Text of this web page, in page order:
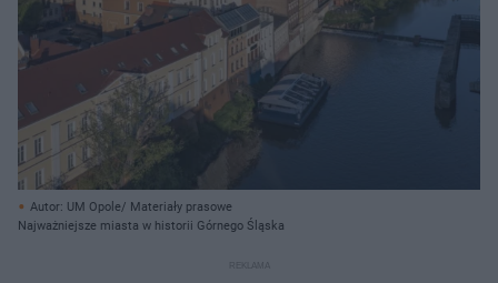
Autor: UM Opole/ Materiały prasowe
Najważniejsze miasta w historii Górnego Śląska